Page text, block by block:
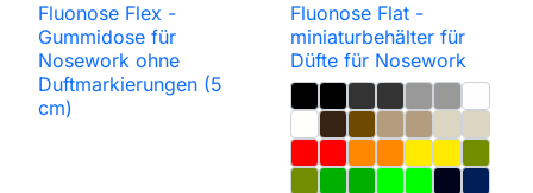
Fluonose Flex -
Gummidose für
Nosework ohne
Duftmarkierungen (5
cm)
Fluonose Flat -
miniaturbehälter für
Düfte für Nosework